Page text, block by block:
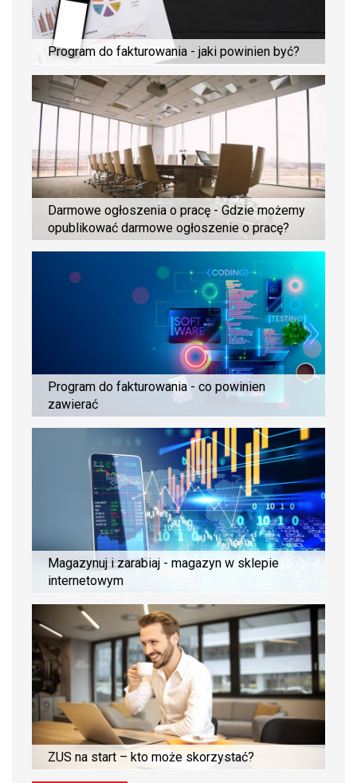
Program do fakturowania - jaki powinien być?
Darmowe ogłoszenia o pracę - Gdzie możemy
opublikować darmowe ogłoszenie o pracę?
Program do fakturowania - co powinien
zawierać
Magazynuj i zarabiaj - magazyn w sklepie
internetowym
ZUS na start – kto może skorzystać?